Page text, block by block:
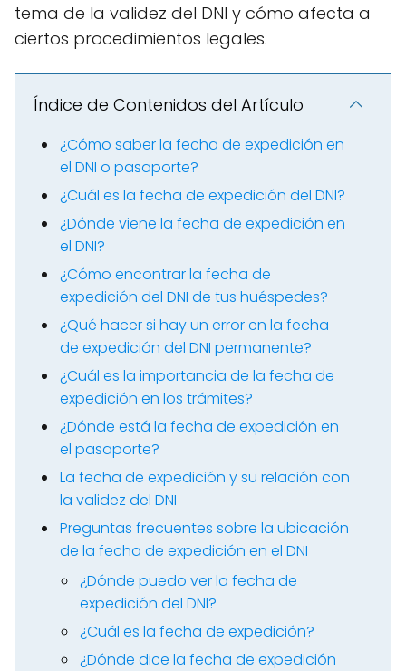
tema de la validez del DNI y cómo afecta a
ciertos procedimientos legales.
Índice de Contenidos del Artículo
¿Cómo saber la fecha de expedición en
el DNI o pasaporte?
¿Cuál es la fecha de expedición del DNI?
¿Dónde viene la fecha de expedición en
el DNI?
¿Cómo encontrar la fecha de
expedición del DNI de tus huéspedes?
¿Qué hacer si hay un error en la fecha
de expedición del DNI permanente?
¿Cuál es la importancia de la fecha de
expedición en los trámites?
¿Dónde está la fecha de expedición en
el pasaporte?
La fecha de expedición y su relación con
la validez del DNI
Preguntas frecuentes sobre la ubicación
de la fecha de expedición en el DNI
¿Dónde puedo ver la fecha de
expedición del DNI?
¿Cuál es la fecha de expedición?
¿Dónde dice la fecha de expedición